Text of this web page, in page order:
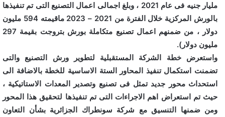
مليار جنيه فى عام 2021 ، وبلغ اجمالى اعمال التصنيع التى تم تنفيذها
بالورش المركزية خلال الفترة من 2021 – 2023 ماقيمته 594 مليون
دولار ، من ضمنهم اعمال تصنيع متكاملة بورش بتروجت بقيمة 297
مليون دولار).
واستعرض خطة الشركة المستقبلية لتطوير ورش التصنيع والتى
تضمنت استكمال تنفيذ المحاور الستة الاساسية للخطة بالاضافة الى
استحداث محور جديد تمثل فى تصنيع وتصدير المعدات الاستاتيكية ،
حيث تم استعراض اهم الاجراءات التى تم تنفيذها لتحقيق هذا المحور
ومن ضمنها التنسيق مع شركة سونطراك الجزائرية بشأن التعاون